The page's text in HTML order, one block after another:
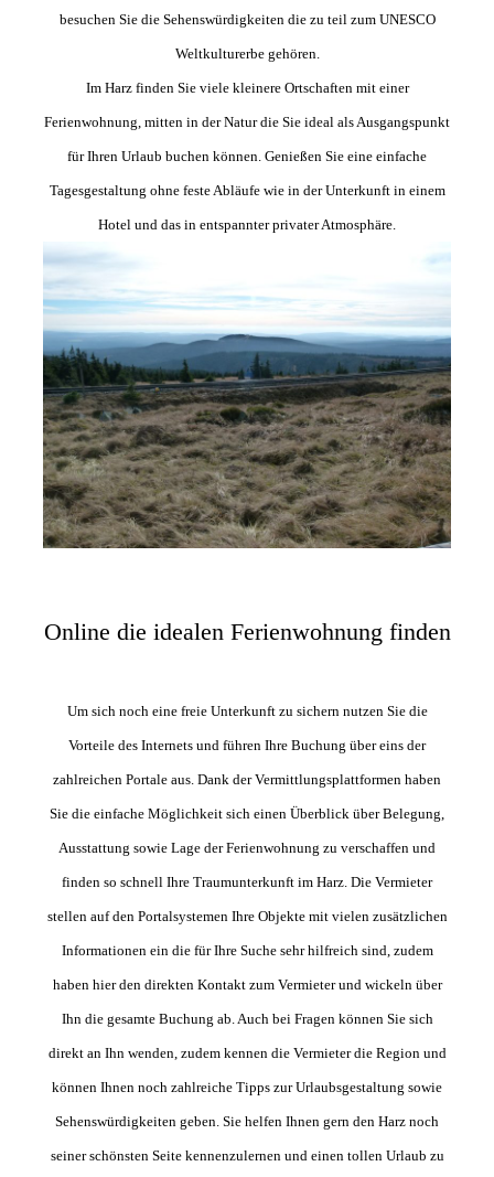
besuchen Sie die Sehenswürdigkeiten die zu teil zum UNESCO
Weltkulturerbe gehören.
Im Harz finden Sie viele kleinere Ortschaften mit einer
Ferienwohnung, mitten in der Natur die Sie ideal als Ausgangspunkt
für Ihren Urlaub buchen können. Genießen Sie eine einfache
Tagesgestaltung ohne feste Abläufe wie in der Unterkunft in einem
Hotel und das in entspannter privater Atmosphäre.
Online die idealen Ferienwohnung finden
Um sich noch eine freie Unterkunft zu sichern nutzen Sie die
Vorteile des Internets und führen Ihre Buchung über eins der
zahlreichen Portale aus. Dank der Vermittlungsplattformen haben
Sie die einfache Möglichkeit sich einen Überblick über Belegung,
Ausstattung sowie Lage der Ferienwohnung zu verschaffen und
finden so schnell Ihre Traumunterkunft im Harz. Die Vermieter
stellen auf den Portalsystemen Ihre Objekte mit vielen zusätzlichen
Informationen ein die für Ihre Suche sehr hilfreich sind, zudem
haben hier den direkten Kontakt zum Vermieter und wickeln über
Ihn die gesamte Buchung ab. Auch bei Fragen können Sie sich
direkt an Ihn wenden, zudem kennen die Vermieter die Region und
können Ihnen noch zahlreiche Tipps zur Urlaubsgestaltung sowie
Sehenswürdigkeiten geben. Sie helfen Ihnen gern den Harz noch
seiner schönsten Seite kennenzulernen und einen tollen Urlaub zu